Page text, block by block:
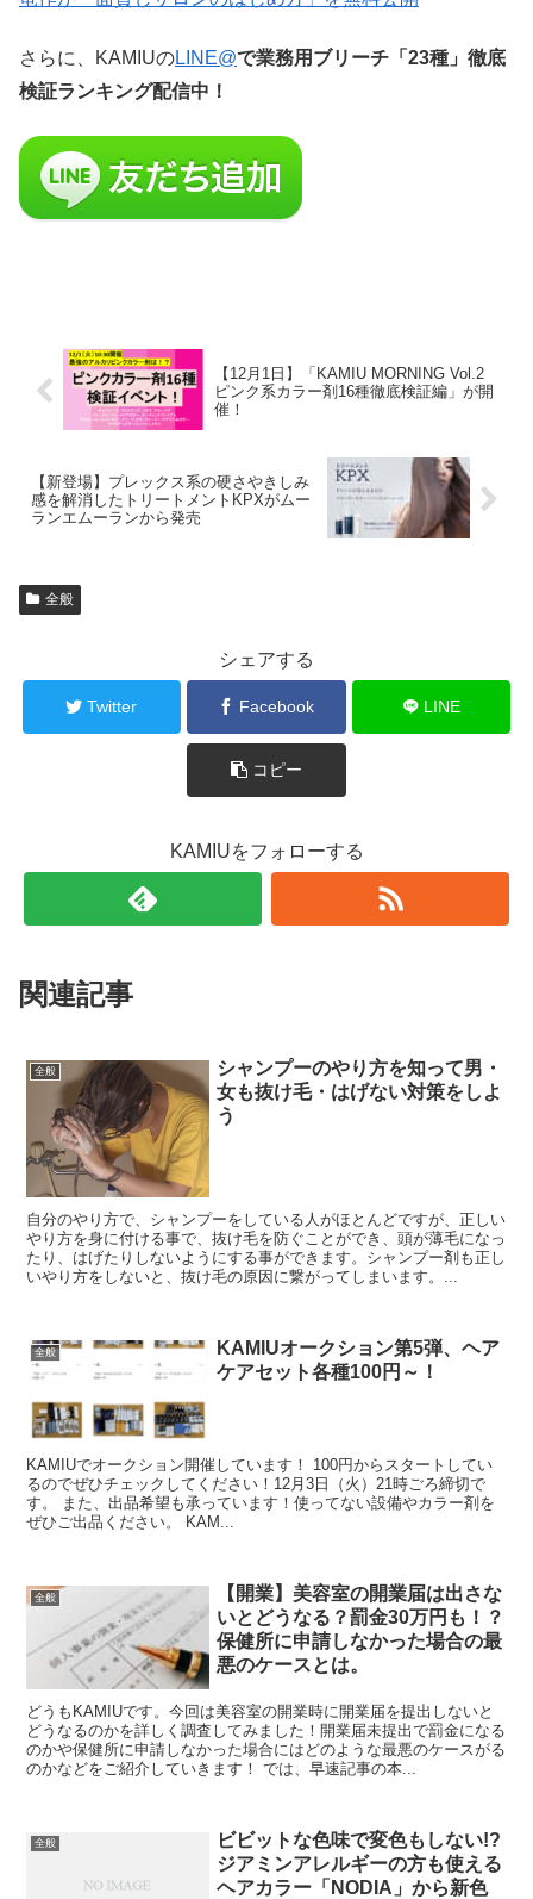
さらに、KAMIUのLINE@で業務用ブリーチ「23種」徹底
検証ランキング配信中！
【12月1日】「KAMIU MORNING Vol.2
ピンク系カラー剤16種徹底検証編」が開
催！
【新登場】プレックス系の硬さやきしみ
感を解消したトリートメントKPXがムー
ランエムーランから発売
全般
シェアする
Twitter Facebook LINE
コピー
KAMIUをフォローする
関連記事
全般
シャンプーのやり方を知って男・
女も抜け毛・はげない対策をしよ
う
自分のやり方で、シャンプーをしている人がほとんどですが、正しい
やり方を身に付ける事で、抜け毛を防ぐことができ、頭が薄毛になっ
たり、はげたりしないようにする事ができます。シャンプー剤も正し
いやり方をしないと、抜け毛の原因に繋がってしまいます。...
全般
KAMIUオークション第5弾、ヘア
ケアセット各種100円～！
KAMIUでオークション開催しています！ 100円からスタートしてい
るのでぜひチェックしてください！12月3日（火）21時ごろ締切で
す。 また、出品希望も承っています！使ってない設備やカラー剤を
ぜひご出品ください。 KAM...
全般
【開業】美容室の開業届は出さな
いとどうなる？罰金30万円も！？
保健所に申請しなかった場合の最
悪のケースとは。
どうもKAMIUです。今回は美容室の開業時に開業届を提出しないと
どうなるのかを詳しく調査してみました！開業届未提出で罰金になる
のかや保健所に申請しなかった場合にはどのような最悪のケースがる
のかなどをご紹介していきます！ では、早速記事の本...
全般
ビビットな色味で変色もしない!?
ジアミンアレルギーの方も使える
ヘアカラー「NODIA」から新色